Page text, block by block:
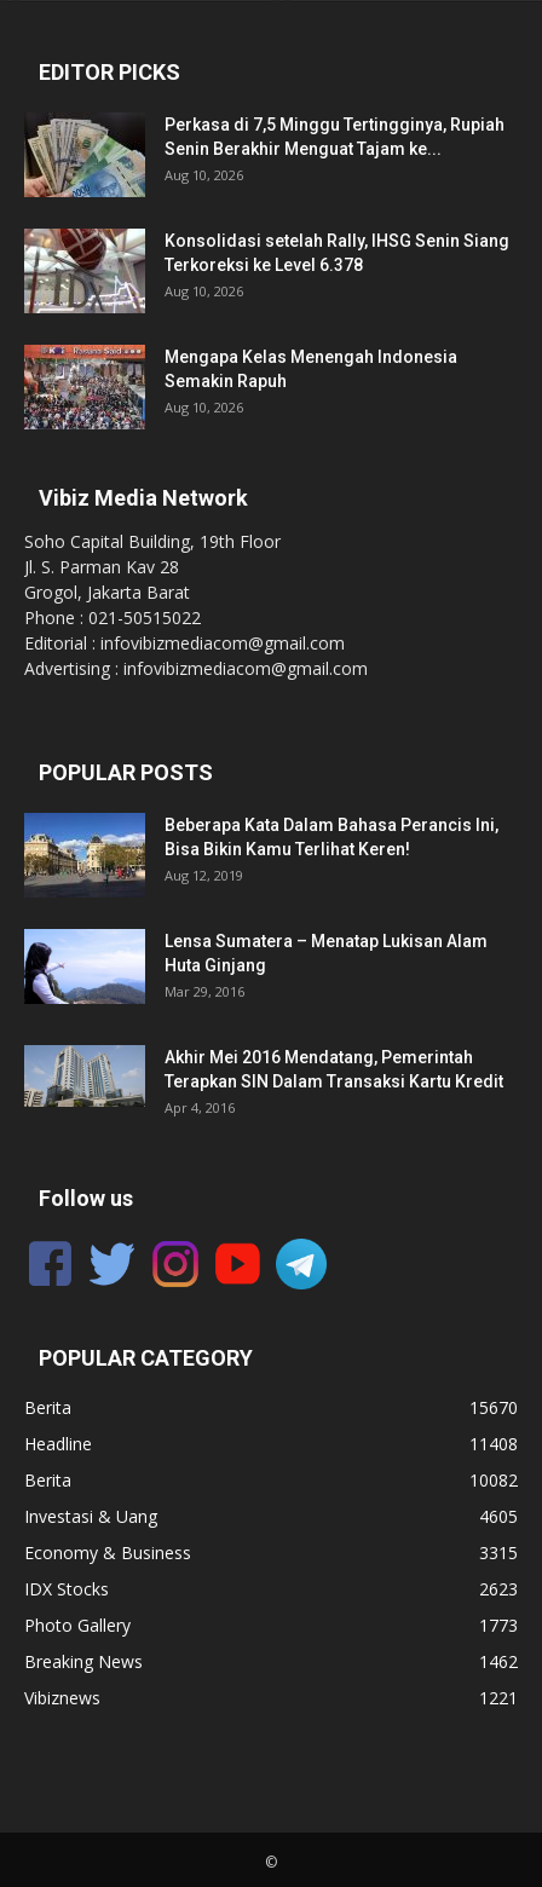
EDITOR PICKS
Perkasa di 7,5 Minggu Tertingginya, Rupiah
Senin Berakhir Menguat Tajam ke...
Aug 10, 2026
Konsolidasi setelah Rally, IHSG Senin Siang
Terkoreksi ke Level 6.378
Aug 10, 2026
Mengapa Kelas Menengah Indonesia
Semakin Rapuh
Aug 10, 2026
Vibiz Media Network
Soho Capital Building, 19th Floor
Jl. S. Parman Kav 28
Grogol, Jakarta Barat
Phone : 021-50515022
Editorial : infovibizmediacom@gmail.com
Advertising : infovibizmediacom@gmail.com
POPULAR POSTS
Beberapa Kata Dalam Bahasa Perancis Ini,
Bisa Bikin Kamu Terlihat Keren!
Aug 12, 2019
Lensa Sumatera – Menatap Lukisan Alam
Huta Ginjang
Mar 29, 2016
Akhir Mei 2016 Mendatang, Pemerintah
Terapkan SIN Dalam Transaksi Kartu Kredit
Apr 4, 2016
Follow us
POPULAR CATEGORY
Berita
15670
Headline
11408
Berita
10082
Investasi & Uang
4605
Economy & Business
3315
IDX Stocks
2623
Photo Gallery
1773
Breaking News
1462
Vibiznews
1221
©